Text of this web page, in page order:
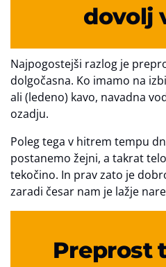
dovolj
Najpogostejši razlog je
dolgočasna. Ko imamo na
ali (ledeno) kavo, navadna
ozadju.
Poleg tega v hitrem tempu
postanemo žejni, a takrat
tekočino. In prav zato je
zaradi česar nam je lažje
Preprost